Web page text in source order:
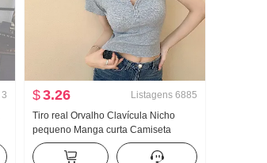
3
$3.26 Listagens 6885
Tiro real Orvalho Clavícula Nicho
pequeno Manga curta Camiseta
Feminino Verão Garota estilosa
Apertado Novo Botão Design Sentido